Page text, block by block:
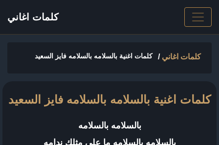
كلمات اغاني
كلمات اغاني/ كلمات اغنية بالسلامه بالسلامه فايز السعيد
كلمات اغنية بالسلامه بالسلامه فايز السعيد
بالسلامه بالسلامه
بالسلامه بالسلامه ما على مثلك ندامه